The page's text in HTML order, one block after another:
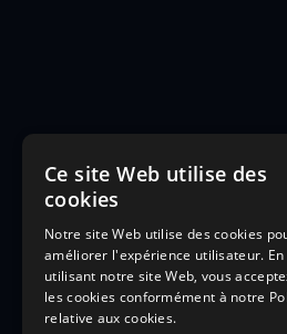
Ce site Web utilise des
cookies
Notre site Web utilise des cookies
améliorer l'expérience utilisateur. En
utilisant notre site Web, vous
les cookies conformément à notre
relative aux cookies.